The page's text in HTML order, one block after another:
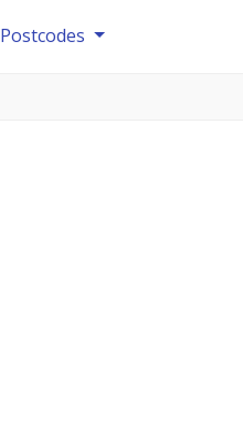
Postcodes